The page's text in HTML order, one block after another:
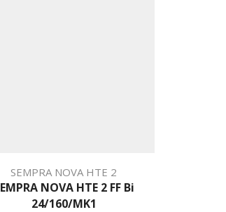
SEMPRA NOVA HTE 2
NOVA HTE 2 FF Bi
24/160/MK1